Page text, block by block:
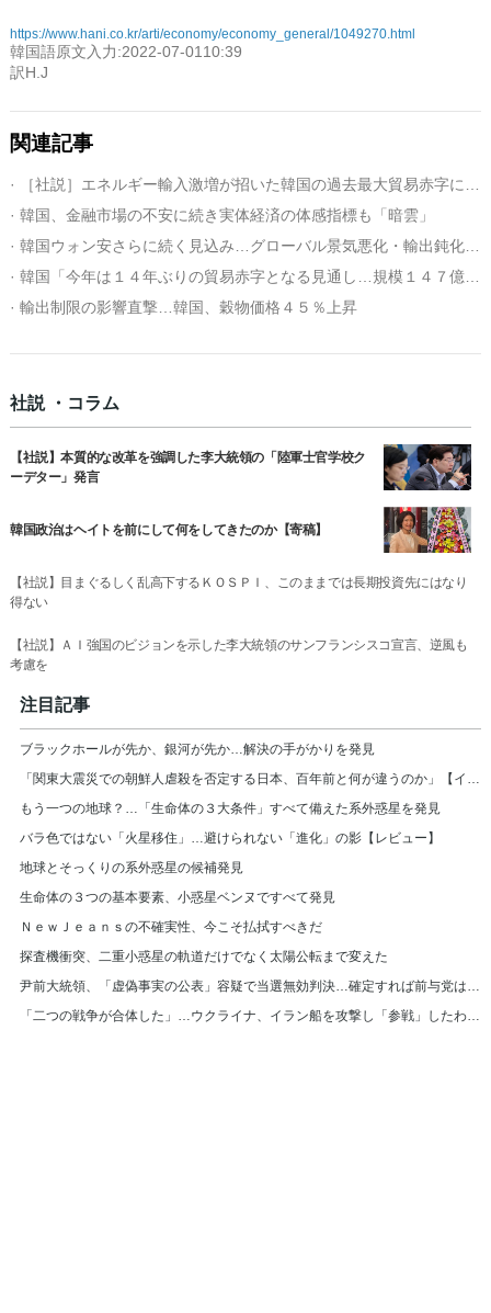
https://www.hani.co.kr/arti/economy/economy_general/1049270.html
韓国語原文入力:2022-07-0110:39
訳H.J
関連記事
· ［社説］エネルギー輸入激増が招いた韓国の過去最大貿易赤字に「警戒心」を
· 韓国、金融市場の不安に続き実体経済の体感指標も「暗雲」
· 韓国ウォン安さらに続く見込み…グローバル景気悪化・輸出鈍化が追い打ち
· 韓国「今年は１４年ぶりの貿易赤字となる見通し…規模１４７億ドル」
· 輸出制限の影響直撃…韓国、穀物価格４５％上昇
社説 ・コラム
【社説】本質的な改革を強調した李大統領の「陸軍士官学校ク
ーデター」発言
韓国政治はヘイトを前にして何をしてきたのか【寄稿】
【社説】目まぐるしく乱高下するＫＯＳＰＩ、このままでは長期投資先にはなり
得ない
【社説】ＡＩ強国のビジョンを示した李大統領のサンフランシスコ宣言、逆風も
考慮を
注目記事
ブラックホールが先か、銀河が先か…解決の手がかりを発見
「関東大震災での朝鮮人虐殺を否定する日本、百年前と何が違うのか」【インタビュー】
もう一つの地球？…「生命体の３大条件」すべて備えた系外惑星を発見
バラ色ではない「火星移住」…避けられない「進化」の影【レビュー】
地球とそっくりの系外惑星の候補発見
生命体の３つの基本要素、小惑星ベンヌですべて発見
ＮｅｗＪｅａｎｓの不確実性、今こそ払拭すべきだ
探査機衝突、二重小惑星の軌道だけでなく太陽公転まで変えた
尹前大統領、「虚偽事実の公表」容疑で当選無効判決…確定すれば前与党は選挙費返還
「二つの戦争が合体した」…ウクライナ、イラン船を攻撃し「参戦」したわけは